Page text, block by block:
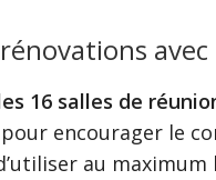
16 salles de
encourager le
au